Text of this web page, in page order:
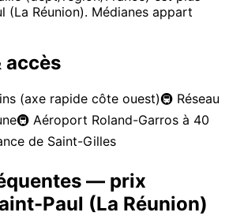
(La Réunion). Médianes appart
accès
(axe rapide côte ouest)🚇 Réseau
🚇 Aéroport Roland-Garros à 40
de Saint-Gilles
— prix
Paul (La Réunion)